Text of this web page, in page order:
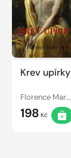
Krev upírky
Florence Marryat
198 Kč